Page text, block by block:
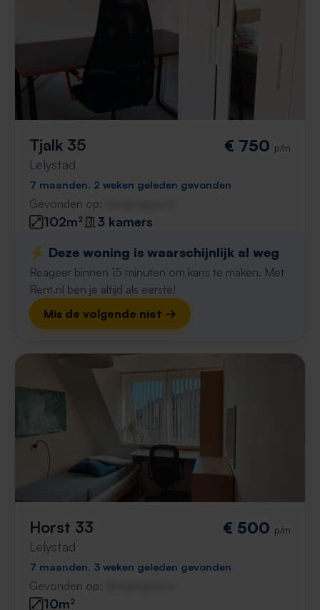
Tjalk 35
Lelystad
€ 750 p/m
7 maanden, 2 weken geleden gevonden
Gevonden op:
102m²
3 kamers
⚡️ Deze woning is waarschijnlijk al weg
Reageer binnen 15 minuten om kans te maken. Met
Rent.nl ben je altijd als eerste!
Mis de volgende niet →
Horst 33
Lelystad
€ 500 p/m
7 maanden, 3 weken geleden gevonden
Gevonden op:
10m²